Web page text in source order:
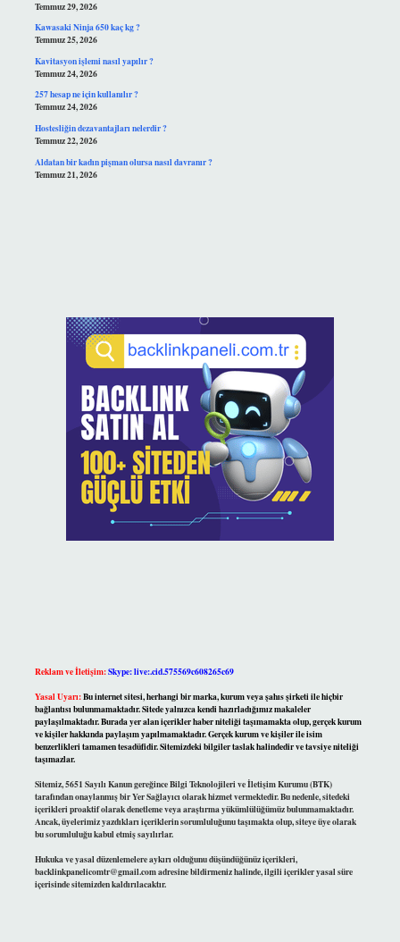
Temmuz 29, 2026
Kawasaki Ninja 650 kaç kg ?
Temmuz 25, 2026
Kavitasyon işlemi nasıl yapılır ?
Temmuz 24, 2026
257 hesap ne için kullanılır ?
Temmuz 24, 2026
Hostesliğin dezavantajları nelerdir ?
Temmuz 22, 2026
Aldatan bir kadın pişman olursa nasıl davranır ?
Temmuz 21, 2026
Reklam ve İletişim:Skype: live:.cid.575569c608265c69
Yasal Uyarı:Bu internet sitesi, herhangi bir marka, kurum veya şahıs şirketi ile hiçbir
bağlantısı bulunmamaktadır. Sitede yalnızca kendi hazırladığımız makaleler
paylaşılmaktadır. Burada yer alan içerikler haber niteliği taşımamakta olup, gerçek kurum
ve kişiler hakkında paylaşım yapılmamaktadır. Gerçek kurum ve kişiler ile isim
benzerlikleri tamamen tesadüfidir. Sitemizdeki bilgiler taslak halindedir ve tavsiye niteliği
taşımazlar.
Sitemiz, 5651 Sayılı Kanun gereğince Bilgi Teknolojileri ve İletişim Kurumu (BTK)
tarafından onaylanmış bir Yer Sağlayıcı olarak hizmet vermektedir. Bu nedenle, sitedeki
içerikleri proaktif olarak denetleme veya araştırma yükümlülüğümüz bulunmamaktadır.
Ancak, üyelerimiz yazdıkları içeriklerin sorumluluğunu taşımakta olup, siteye üye olarak
bu sorumluluğu kabul etmiş sayılırlar.
Hukuka ve yasal düzenlemelere aykırı olduğunu düşündüğünüz içerikleri,
backlinkpanelicomtr@gmail.comadresine bildirmeniz halinde, ilgili içerikler yasal süre
içerisinde sitemizden kaldırılacaktır.